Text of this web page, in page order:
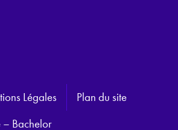
Légales
Plan du site
– Bachelor